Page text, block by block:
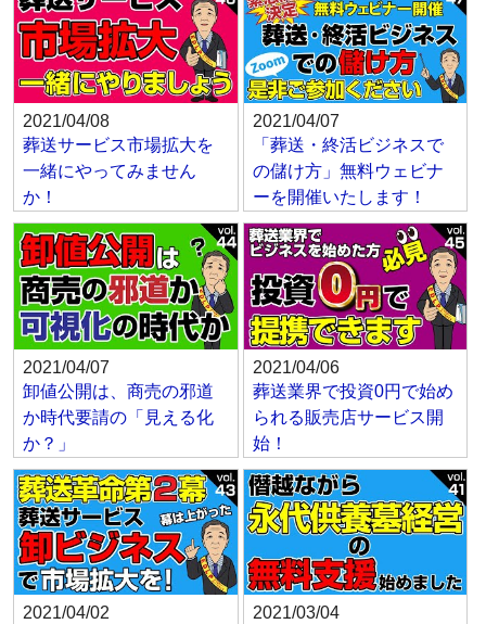
2021/04/08
葬送サービス市場拡大を
一緒にやってみません
か！
2021/04/07
「葬送・終活ビジネスで
の儲け方」無料ウェビナ
ーを開催いたします！
2021/04/07
卸値公開は、商売の邪道
か時代要請の「見える化
か？」
2021/04/06
葬送業界で投資0円で始め
られる販売店サービス開
始！
2021/04/02
2021/03/04